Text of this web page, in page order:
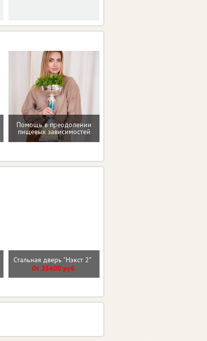
Помощь в преодолении
пищевых зависимостей
Стальная дверь "Нэкст 2"
От 35600 руб.